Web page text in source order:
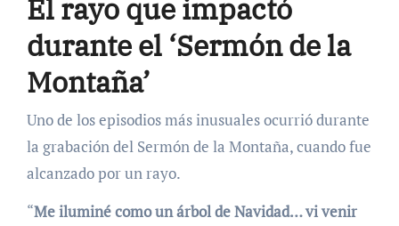
El rayo que impactó
durante el ‘Sermón de la
Montaña’
Uno de los episodios más inusuales ocurrió durante
la grabación del Sermón de la Montaña, cuando fue
alcanzado por un rayo.
“Me iluminé como un árbol de Navidad… vi venir